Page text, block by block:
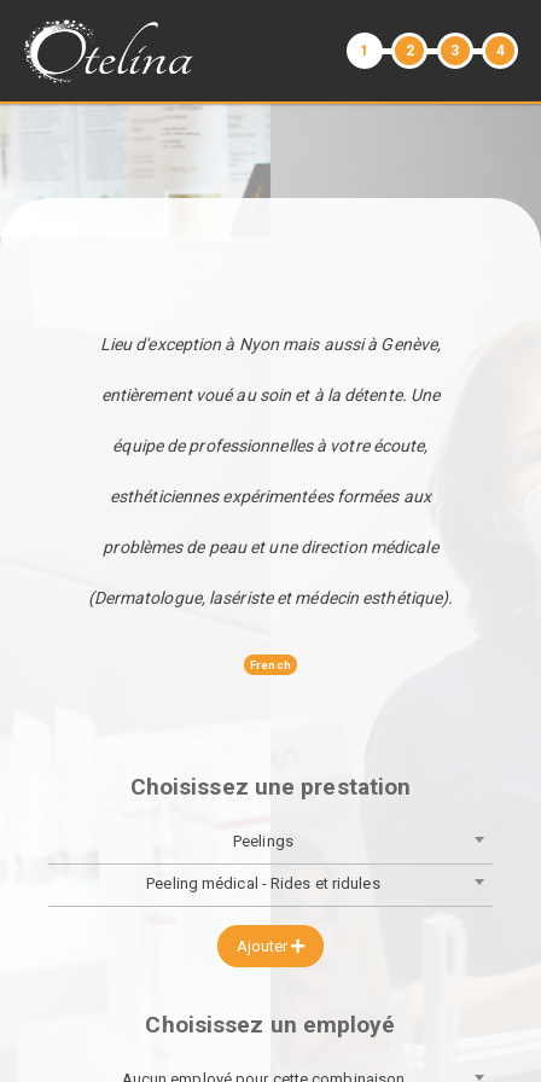
1 2 3 4
Lieu d'exception à Nyon mais aussi à Genève,
entièrement voué au soin et à la détente. Une
équipe de professionnelles à votre écoute,
esthéticiennes expérimentées formées aux
problèmes de peau et une direction médicale
(Dermatologue, lasériste et médecin esthétique).
French
Choisissez une prestation
Peelings
Peeling médical - Rides et ridules
Ajouter
Choisissez un employé